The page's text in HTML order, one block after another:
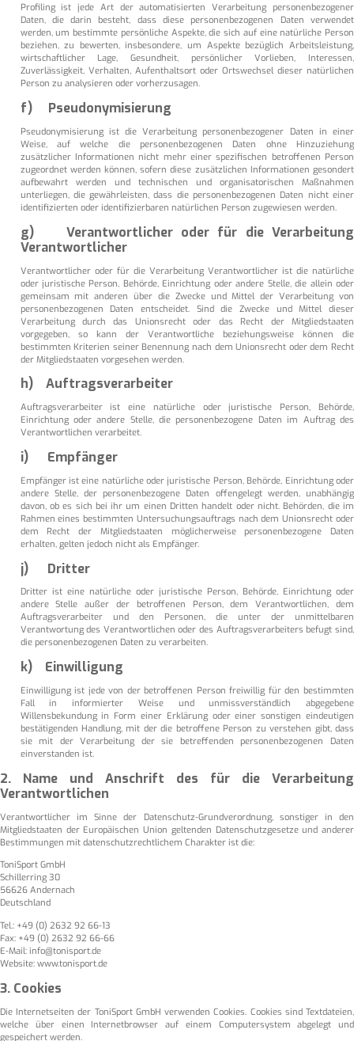
Profiling ist jede Art der automatisierten Verarbeitung personenbezogener
Daten, die darin besteht, dass diese personenbezogenen Daten verwendet
werden, um bestimmte persönliche Aspekte, die sich auf eine natürliche Person
beziehen, zu bewerten, insbesondere, um Aspekte bezüglich Arbeitsleistung,
wirtschaftlicher Lage, Gesundheit, persönlicher Vorlieben, Interessen,
Zuverlässigkeit, Verhalten, Aufenthaltsort oder Ortswechsel dieser natürlichen
Person zu analysieren oder vorherzusagen.
f) Pseudonymisierung
Pseudonymisierung ist die Verarbeitung personenbezogener Daten in einer
Weise, auf welche die personenbezogenen Daten ohne Hinzuziehung
zusätzlicher Informationen nicht mehr einer spezifischen betroffenen Person
zugeordnet werden können, sofern diese zusätzlichen Informationen gesondert
aufbewahrt werden und technischen und organisatorischen Maßnahmen
unterliegen, die gewährleisten, dass die personenbezogenen Daten nicht einer
identifizierten oder identifizierbaren natürlichen Person zugewiesen werden.
g) Verantwortlicher oder für die Verarbeitung
Verantwortlicher
Verantwortlicher oder für die Verarbeitung Verantwortlicher ist die natürliche
oder juristische Person, Behörde, Einrichtung oder andere Stelle, die allein oder
gemeinsam mit anderen über die Zwecke und Mittel der Verarbeitung von
personenbezogenen Daten entscheidet. Sind die Zwecke und Mittel dieser
Verarbeitung durch das Unionsrecht oder das Recht der Mitgliedstaaten
vorgegeben, so kann der Verantwortliche beziehungsweise können die
bestimmten Kriterien seiner Benennung nach dem Unionsrecht oder dem Recht
der Mitgliedstaaten vorgesehen werden.
h) Auftragsverarbeiter
Auftragsverarbeiter ist eine natürliche oder juristische Person, Behörde,
Einrichtung oder andere Stelle, die personenbezogene Daten im Auftrag des
Verantwortlichen verarbeitet.
i) Empfänger
Empfänger ist eine natürliche oder juristische Person, Behörde, Einrichtung oder
andere Stelle, der personenbezogene Daten offengelegt werden, unabhängig
davon, ob es sich bei ihr um einen Dritten handelt oder nicht. Behörden, die im
Rahmen eines bestimmten Untersuchungsauftrags nach dem Unionsrecht oder
dem Recht der Mitgliedstaaten möglicherweise personenbezogene Daten
erhalten, gelten jedoch nicht als Empfänger.
j) Dritter
Dritter ist eine natürliche oder juristische Person, Behörde, Einrichtung oder
andere Stelle außer der betroffenen Person, dem Verantwortlichen, dem
Auftragsverarbeiter und den Personen, die unter der unmittelbaren
Verantwortung des Verantwortlichen oder des Auftragsverarbeiters befugt sind,
die personenbezogenen Daten zu verarbeiten.
k) Einwilligung
Einwilligung ist jede von der betroffenen Person freiwillig für den bestimmten
Fall in informierter Weise und unmissverständlich abgegebene
Willensbekundung in Form einer Erklärung oder einer sonstigen eindeutigen
bestätigenden Handlung, mit der die betroffene Person zu verstehen gibt, dass
sie mit der Verarbeitung der sie betreffenden personenbezogenen Daten
einverstanden ist.
2. Name und Anschrift des für die Verarbeitung
Verantwortlichen
Verantwortlicher im Sinne der Datenschutz-Grundverordnung, sonstiger in den
Mitgliedstaaten der Europäischen Union geltenden Datenschutzgesetze und anderer
Bestimmungen mit datenschutzrechtlichem Charakter ist die:
ToniSport GmbH
Schillerring 30
56626 Andernach
Deutschland
Tel.: +49 (0) 2632 92 66-13
Fax: +49 (0) 2632 92 66-66
E-Mail: info@tonisport.de
Website: www.tonisport.de
3. Cookies
Die Internetseiten der ToniSport GmbH verwenden Cookies. Cookies sind Textdateien,
welche über einen Internetbrowser auf einem Computersystem abgelegt und
gespeichert werden.